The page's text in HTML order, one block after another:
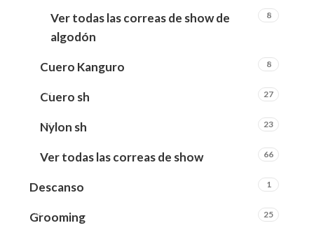
Ver todas las correas de show de
algodón
8
Cuero Kanguro 8
Cuero sh 27
Nylon sh 23
Ver todas las correas de show 66
Descanso 1
Grooming 25